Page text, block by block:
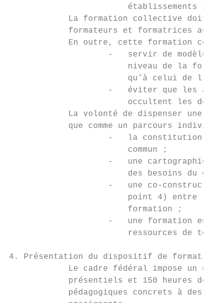
établissements
La formation collective doit
formateurs et formatrices au
En outre, cette formation
-   servir de modèle
niveau de la
qu’à celui de
-   éviter que les
occultent les
La volonté de dispenser une
que comme un parcours
-   la constitution
                        commun ;
-   une cartographie
des besoins du
-   une co-
point 4) entre le
                        formation ;
-   une formation
ressources de tous
4. Présentation du dispositif de formation
Le cadre fédéral impose un
présentiels et 150 heures de
pédagogiques concrets à